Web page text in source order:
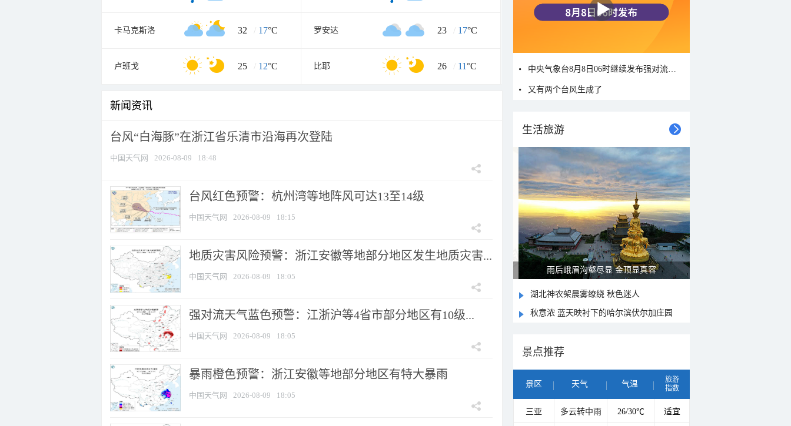
卡马克斯洛 32 / 17°C 罗安达 23 / 17°C
卢班戈 25 / 12°C 比耶 26 / 11°C
新闻资讯
台风“白海豚”在浙江省乐清市沿海再次登陆
中国天气网 2026-08-09 18:48
​台风红色预警：杭州湾等地阵风可达13至14级
中国天气网 2026-08-09 18:15
地质灾害风险预警：浙江安徽等地部分地区发生地质灾害...
中国天气网 2026-08-09 18:05
强对流天气蓝色预警：江浙沪等4省市部分地区有10级...
中国天气网 2026-08-09 18:05
暴雨橙色预警：浙江安徽等地部分地区有特大暴雨
中国天气网 2026-08-09 18:05
中央气象台8月8日06时继续发布强对流天气蓝色预警
又有两个台风生成了
生活旅游
雨后峨眉沟壑尽显 金顶显真容
湖北神农架晨雾缭绕 秋色迷人
秋意浓 蓝天映衬下的哈尔滨伏尔加庄园
景点推荐
景区 天气 气温
旅游
指数
三亚 多云转中雨 26/30℃ 适宜